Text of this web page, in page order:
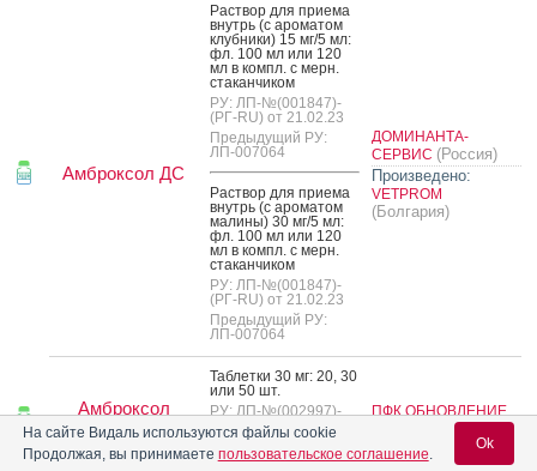
Амброксол ДС
Рас­твор для при­ема
внутрь (с аро­матом
клуб­ни­ки) 15 мг/5 мл:
фл. 100 мл или 120
мл в компл. с мерн.
ста­кан­чи­ком
РУ: ЛП-№(001847)-
(РГ-RU) от 21.02.23
Предыдущий РУ:
ЛП-007064
Рас­твор для при­ема
внутрь (с аро­матом
ма­лины) 30 мг/5 мл:
фл. 100 мл или 120
мл в компл. с мерн.
ста­кан­чи­ком
РУ: ЛП-№(001847)-
(РГ-RU) от 21.02.23
Предыдущий РУ:
ЛП-007064
ДОМИНАНТА-
СЕРВИС (Россия)
Произведено:
VETPROM
(Болгария)
Амброксол
Реневал
Таб­летки 30 мг: 20, 30
или 50 шт.
РУ: ЛП-№(002997)-
(РГ-RU) от 11.08.23
Предыдущий РУ:
ЛП-004490
ПФК ОБНОВЛЕНИЕ
На сайте Видаль используются файлы cookie
Продолжая, вы принимаете пользовательское соглашение.
Ok